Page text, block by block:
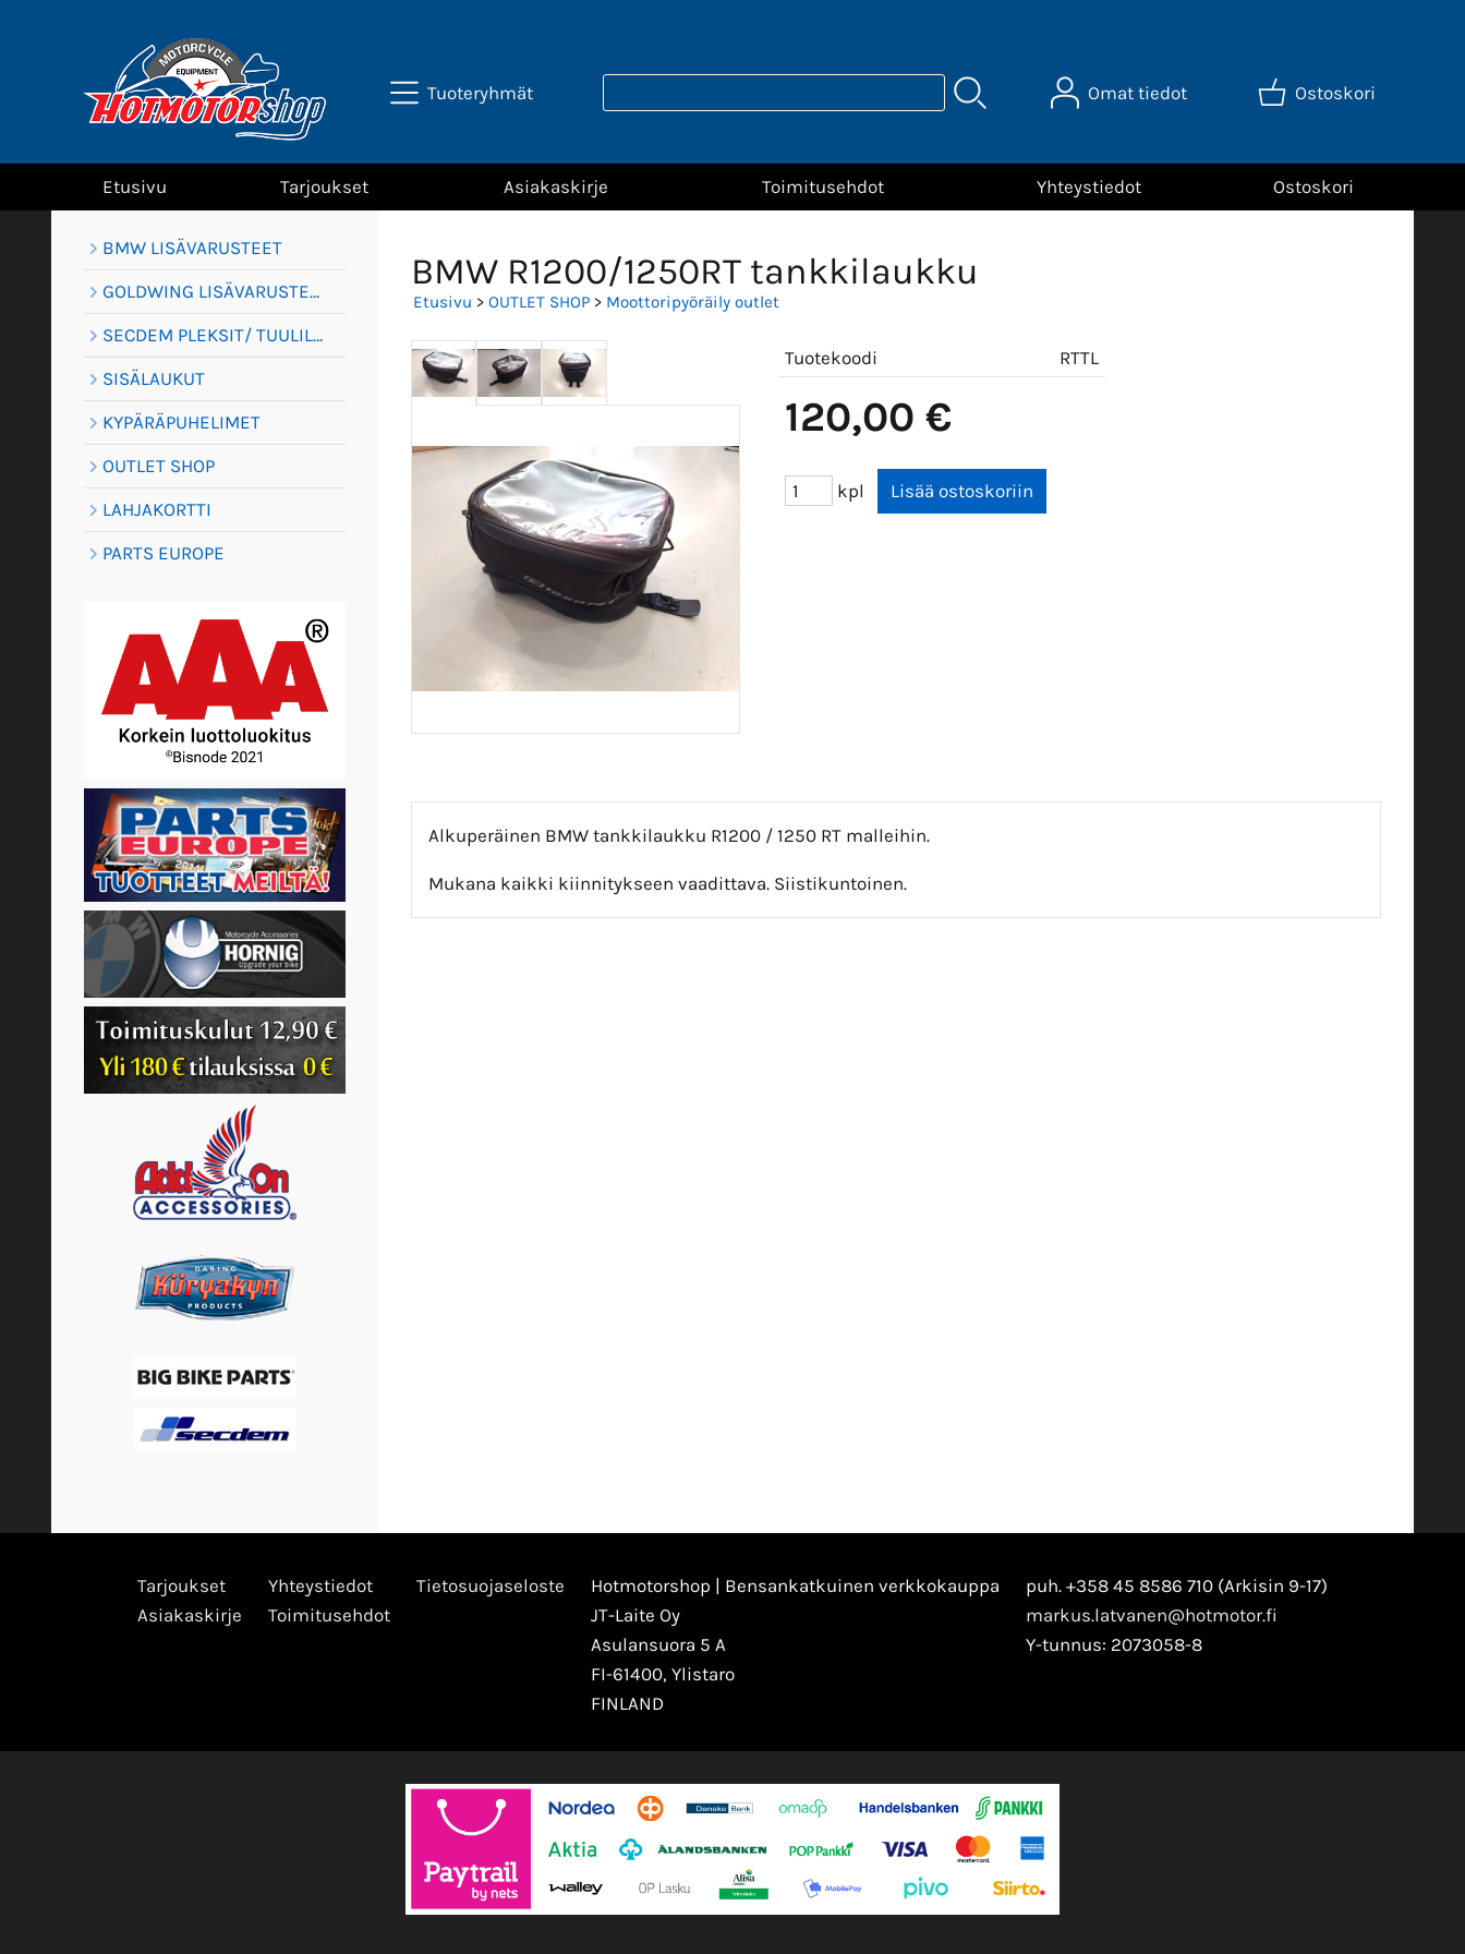
Tuoteryhmät Omat tiedot Ostoskori
Etusivu Tarjoukset Asiakaskirje Toimitusehdot Yhteystiedot Ostoskori
BMW LISÄVARUSTEET
GOLDWING LISÄVARUSTEET
SECDEM PLEKSIT/ TUULILASIT
SISÄLAUKUT
KYPÄRÄPUHELIMET
OUTLET SHOP
LAHJAKORTTI
PARTS EUROPE
BMW R1200/1250RT tankkilaukku
Etusivu > OUTLET SHOP > Moottoripyöräily outlet
Tuotekoodi RTTL
120,00 €
kpl
Alkuperäinen BMW tankkilaukku R1200 / 1250 RT malleihin.
Mukana kaikki kiinnitykseen vaadittava. Siistikuntoinen.
Tarjoukset
Asiakaskirje
Yhteystiedot
Toimitusehdot
Tietosuojaseloste
Hotmotorshop | Bensankatkuinen verkkokauppa
JT-Laite Oy
Asulansuora 5 A
FI-61400, Ylistaro
FINLAND
puh. +358 45 8586 710 (Arkisin 9-17)
markus.latvanen@hotmotor.fi
Y-tunnus: 2073058-8